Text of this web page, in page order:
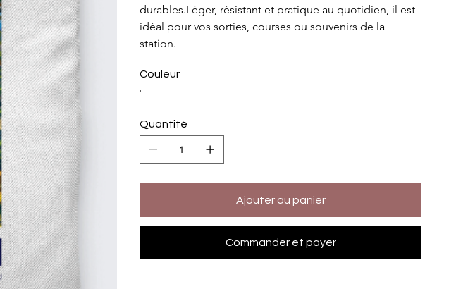
durables.Léger, résistant et pratique au quotidien, il est
idéal pour vos sorties, courses ou souvenirs de la
station.
Couleur
Quantité
Ajouter au panier
Commander et payer